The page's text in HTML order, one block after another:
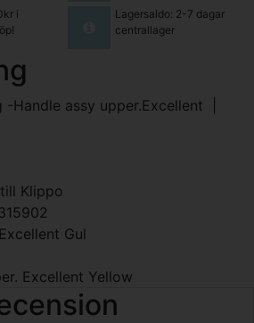
i
Lagersaldo: 2-7 dagar
centrallager
Handle assy upper.Excellent |
Klippo
Gul
Excellent Yellow